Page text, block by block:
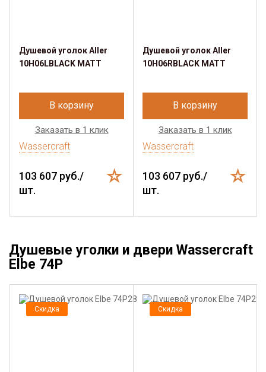
Душевой уголок Aller
10H06LBLACK MATT
В корзину
Заказать в 1 клик
Wassercraft
103 607 руб./
шт.
Душевой уголок Aller
10H06RBLACK MATT
В корзину
Заказать в 1 клик
Wassercraft
103 607 руб./
шт.
Душевые уголки и двери Wassercraft
Elbe 74P
Скидка Скидка